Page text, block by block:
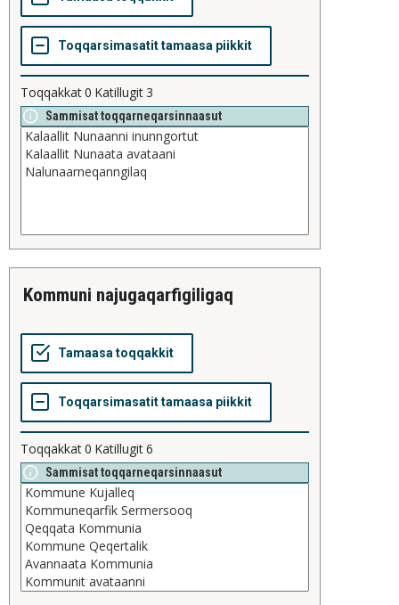
Toqqakkat0 Katillugit3
Sammisat toqqarneqarsinnaasut
kommuni najugaqarfigiligaq
Toqqakkat0 Katillugit6
Sammisat toqqarneqarsinnaasut